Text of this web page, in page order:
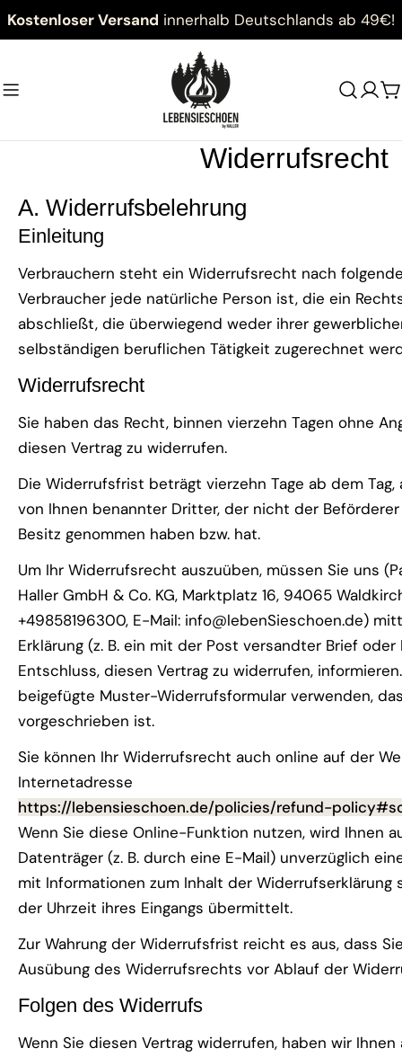
Zum
Inhalt
Kostenloser Versand innerhalb Deutschlands ab 49€!
Widerrufsrecht
A. Widerrufsbelehrung
Einleitung
Verbrauchern steht ein Widerrufsrecht nach
Verbraucher jede natürliche Person ist, die ein
abschließt, die überwiegend weder ihrer
selbständigen beruflichen Tätigkeit zugerechnet
Widerrufsrecht
Sie haben das Recht, binnen vierzehn Tagen ohne
diesen Vertrag zu widerrufen.
Die Widerrufsfrist beträgt vierzehn Tage ab dem
von Ihnen benannter Dritter, der nicht der
Besitz genommen haben bzw. hat.
Um Ihr Widerrufsrecht auszuüben, müssen Sie uns
Haller GmbH & Co. KG, Marktplatz 16, 94065
+49858196300, E-Mail: info@lebenSieschoen.de)
Erklärung (z. B. ein mit der Post versandter Brief
Entschluss, diesen Vertrag zu widerrufen,
beigefügte Muster-Widerrufsformular verwenden,
vorgeschrieben ist.
Sie können Ihr Widerrufsrecht auch online auf der
Internetadresse
https://lebensieschoen.de/policies/refund-
Wenn Sie diese Online-Funktion nutzen, wird Ihnen
Datenträger (z. B. durch eine E-Mail) unverzüglich
mit Informationen zum Inhalt der Widerrufserklärung
der Uhrzeit ihres Eingangs übermittelt.
Zur Wahrung der Widerrufsfrist reicht es aus, dass
Ausübung des Widerrufsrechts vor Ablauf der
Folgen des Widerrufs
Wenn Sie diesen Vertrag widerrufen, haben wir Ihnen